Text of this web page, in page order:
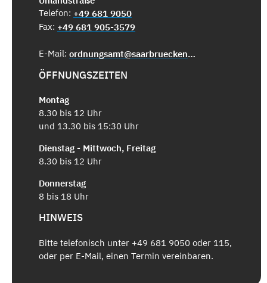
Telefon: +49 681 9050
Fax: +49 681 905-3579
E-Mail: ordnungsamt@saarbruecken.de
ÖFFNUNGSZEITEN
Montag
8.30 bis 12 Uhr
und 13.30 bis 15:30 Uhr
Dienstag - Mittwoch, Freitag
8.30 bis 12 Uhr
Donnerstag
8 bis 18 Uhr
HINWEIS
Bitte telefonisch unter +49 681 9050 oder 115,
oder per E-Mail, einen Termin vereinbaren.